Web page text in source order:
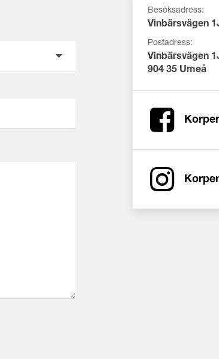
Besöksadress:
Vinbärsvägen
Postadress:
Vinbärsvägen
904 35 Umeå